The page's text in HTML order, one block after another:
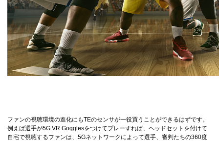
ファンの視聴環境の進化にもTEのセンサが一役買うことができるはずです。
例えば選手が5G VR Gogglesをつけてプレーすれば、ヘッドセットを付けて
自宅で視聴するファンは、5Gネットワークによって選手、審判たちの360度